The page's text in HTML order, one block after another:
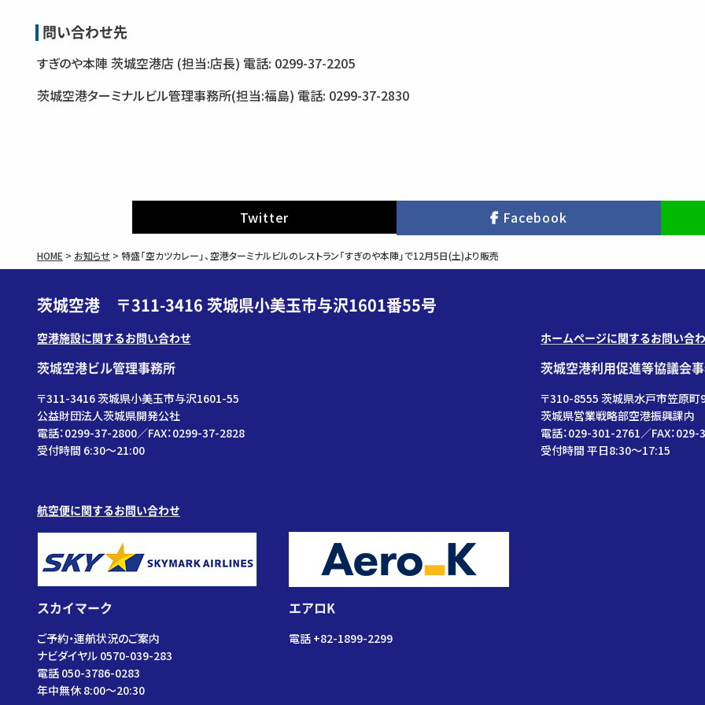
問い合わせ先
すぎのや本陣 茨城空港店 (担当:店長) 電話: 0299-37-2205
茨城空港ターミナルビル管理事務所(担当:福島) 電話: 0299-37-2830
Twitter Facebook
HOME > お知らせ > 特盛「空カツカレー」、空港ターミナルビルのレストラン「すぎのや本陣」で12月5日(土)より販売
茨城空港 〒311-3416 茨城県小美玉市与沢1601番55号
空港施設に関するお問い合わせ
茨城空港ビル管理事務所
〒311-3416 茨城県小美玉市与沢1601-55
公益財団法人茨城県開発公社
電話：0299-37-2800／FAX：0299-37-2828
受付時間 6:30〜21:00
ホームページに関するお問い合
茨城空港利用促進等協議会
〒310-8555 茨城県水戸市笠原町
茨城県営業戦略部空港振興課内
電話：029-301-2761／FAX：
受付時間 平日8:30～17:15
航空便に関するお問い合わせ
スカイマーク
ご予約・運航状況のご案内
ナビダイヤル 0570-039-283
電話 050-3786-0283
年中無休 8:00～20:30
エアロK
電話 +82-1899-2299